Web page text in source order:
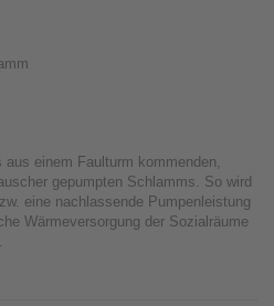
einem Faulturm kommenden,
gepumpten Schlamms. So wird
eine nachlassende Pumpenleistung
Wärmeversorgung der Sozialräume